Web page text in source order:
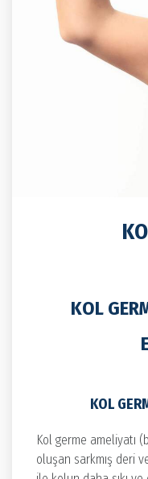
KOL
KOL
Kol germe ameliyatı
oluşan sarkmış deri